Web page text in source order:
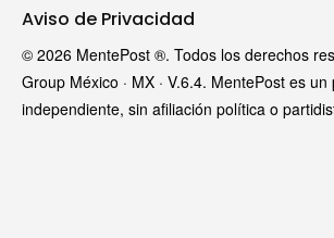
Aviso de Privacidad
© 2026 MentePost ®. Todos los derechos
Group México · MX · V.6.4. MentePost es
independiente, sin afiliación política o